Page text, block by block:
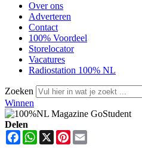
Over ons
Adverteren
Contact
100% Voordeel
Storelocator
Vacatures
Radiostation 100% NL
Zoeken
Winnen
Delen
FacebookWhatsApp
X Pinterest